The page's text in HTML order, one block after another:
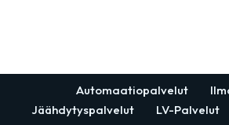
Automaatiopalvelut
Jäähdytyspalvelut
LV-Palvelut